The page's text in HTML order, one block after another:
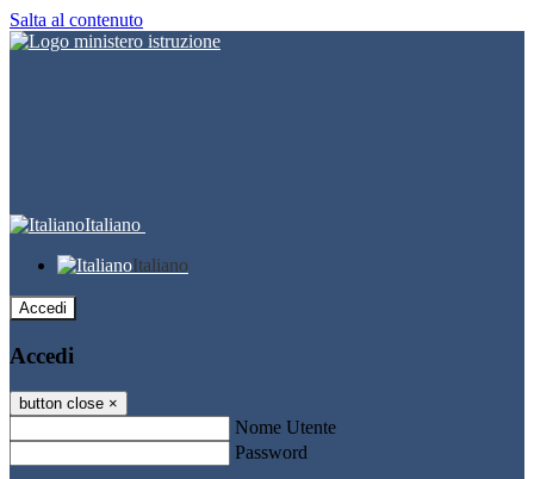
Salta al contenuto
Italiano
Italiano
Accedi
Accedi
button close ×
Nome Utente
Password